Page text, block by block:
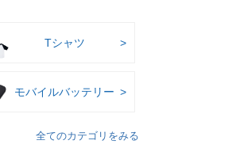
Tシャツ
モバイルバッテリー
全てのカテゴリをみる